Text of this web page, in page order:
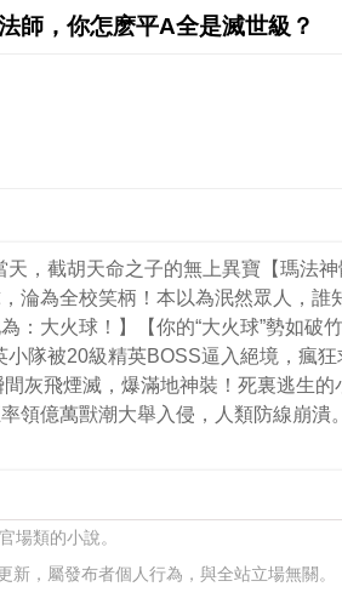
師，你怎麽平A全是滅世級？
，截胡天命之子的無上異寶【瑪法
淪為全校笑柄！本以為泯然眾人，
大火球！】【你的“大火球”勢如破
隊被20級精英BOSS逼入絕境，瘋
灰飛煙滅，爆滿地神裝！死裏逃生
領億萬獸潮大舉入侵，人類防線崩
場類的小說。
新，屬發布者個人行為，與全站立場無關。